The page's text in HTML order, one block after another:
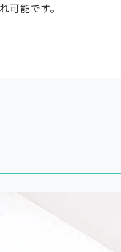
可能です。